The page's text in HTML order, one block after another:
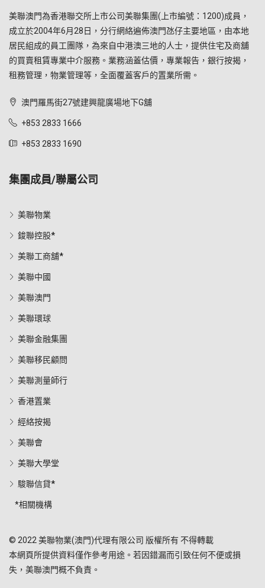
美聯澳門為香港聯交所上市公司美聯集團(上市編號：1200)成員，
成立於2004年6月28日，分行網絡遍佈澳門氹仔主要地區，由本地
居民組成的員工團隊，為來自中港澳三地的人士，提供住宅及商舖
的買賣租賃專業中介服務。業務涵蓋估價，專業報告，銀行按揭，
租務管理，物業管理等，全面覆蓋客戶的置業所需。
澳門羅馬街27號建興龍廣場地下G舖
+853 2833 1666
+853 2833 1690
集團成員/聯屬公司
美聯物業
鋑聯控股*
美聯工商舖*
美聯中國
美聯澳門
美聯環球
美聯金融集團
美聯移民顧問
美聯測量師行
香港置業
經絡按揭
美聯會
美聯大學堂
駿聯信貸*
*相關機構
© 2022 美聯物業(澳門)代理有限公司 版權所有 不得轉載
本網頁所提供資料僅作參考用途。若因錯漏而引致任何不便或損
失，美聯澳門概不負責。